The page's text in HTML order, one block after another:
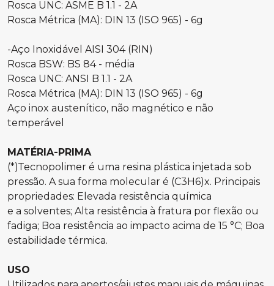
Rosca UNC: ASME B 1.1 - 2A
Rosca Métrica (MA): DIN 13 (ISO 965) - 6g
-Aço Inoxidável AISI 304 (RIN)
Rosca BSW: BS 84 - média
Rosca UNC: ANSI B 1.1 - 2A
Rosca Métrica (MA): DIN 13 (ISO 965) - 6g
Aço inox austenítico, não magnético e não
temperável
MATÉRIA-PRIMA
(*)Tecnopolimer é uma resina plástica injetada sob
pressão. A sua forma molecular é (C3H6)x. Principais
propriedades: Elevada resistência química
e a solventes; Alta resistência à fratura por flexão ou
fadiga; Boa resistência ao impacto acima de 15 °C; Boa
estabilidade térmica.
USO